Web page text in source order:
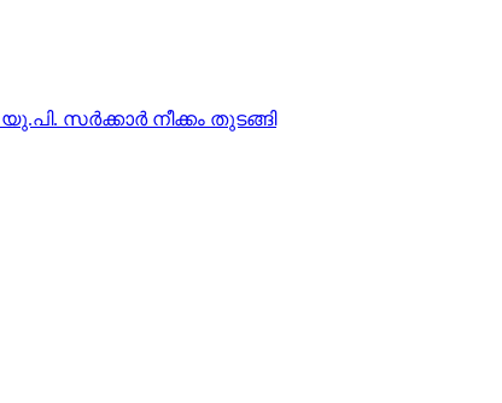
സര്‍ക്കാര്‍ നീക്കം തുടങ്ങി